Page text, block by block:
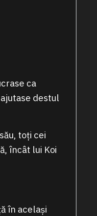
ca
destul
toți cei
încât lui Koi
în același